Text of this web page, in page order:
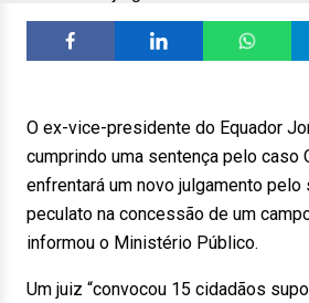
O ex-vice-presidente do Equador
cumprindo uma sentença pelo caso
enfrentará um novo julgamento
peculato na concessão de um
informou o Ministério Público.
Um juiz “convocou 15 cidadãos